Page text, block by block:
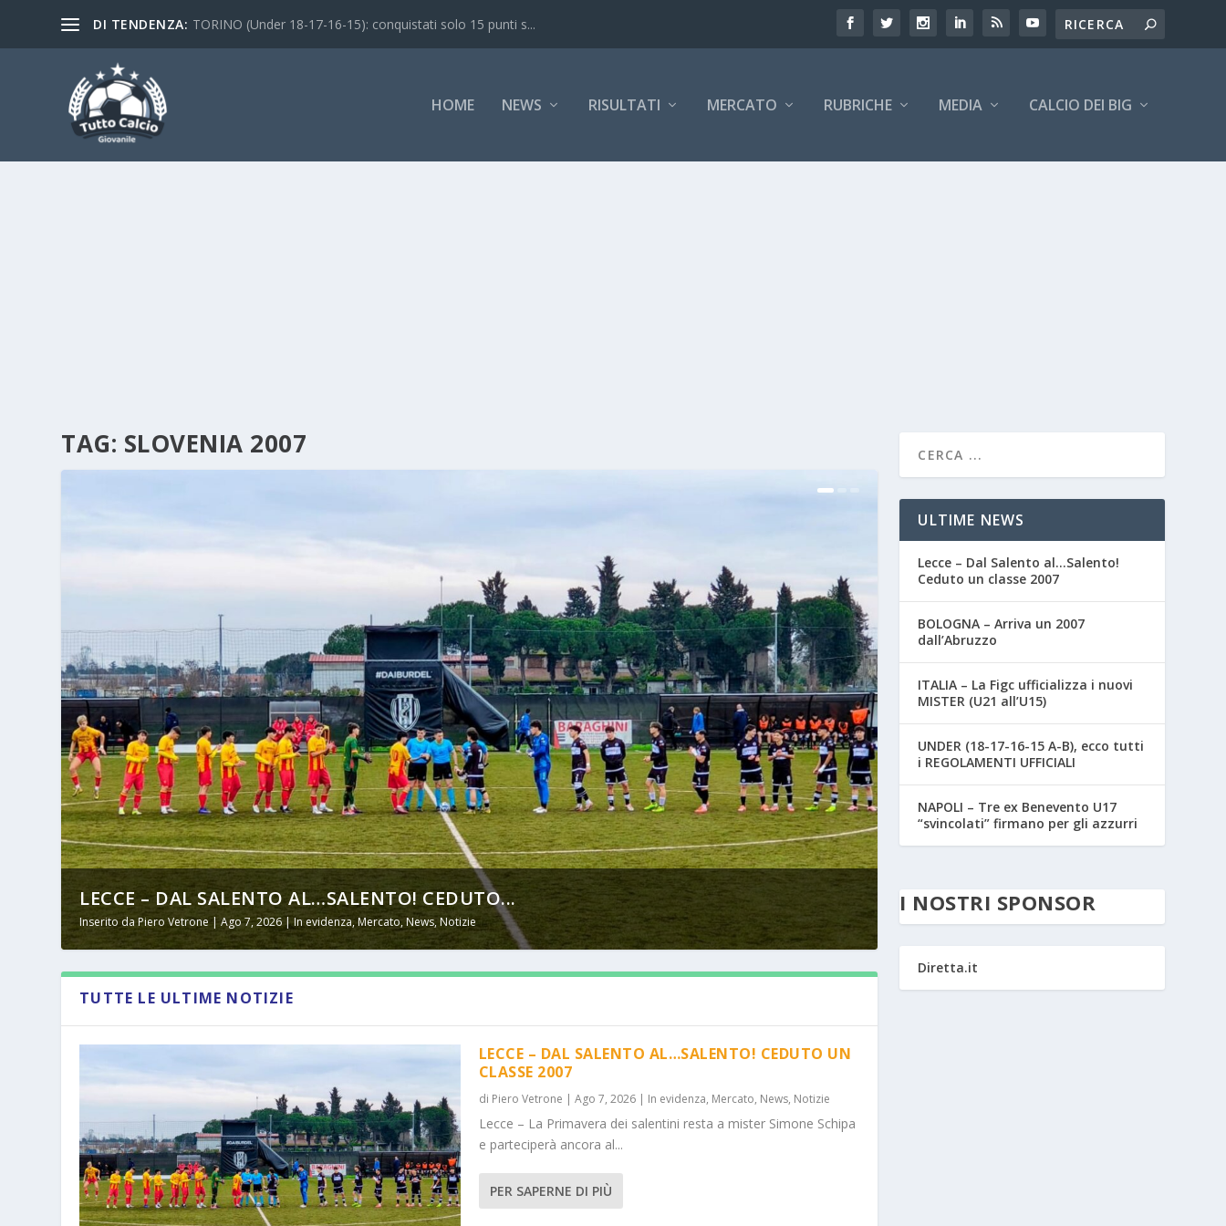
DI TENDENZA: TORINO (Under 18-17-16-15): conquistati solo 15 punti s...
HOME NEWS RISULTATI MERCATO RUBRICHE MEDIA CALCIO DEI BIG
TAG: SLOVENIA 2007
LECCE – DAL SALENTO AL…SALENTO! CEDUTO...
Inserito daPiero Vetrone|Ago 7, 2026|In evidenza,Mercato,News,Notizie
TUTTE LE ULTIME NOTIZIE
LECCE – DAL SALENTO AL…SALENTO! CEDUTO UN
CLASSE 2007
di Piero Vetrone | Ago 7, 2026| In evidenza, Mercato, News, Notizie
Lecce – La Primavera dei salentini resta a mister Simone Schipa
e parteciperà ancora al...
PER SAPERNE DI PIÙ
ULTIME NEWS
Lecce – Dal Salento al…Salento!
Ceduto un classe 2007
BOLOGNA – Arriva un 2007
dall’Abruzzo
ITALIA – La Figc ufficializza i nuovi
MISTER (U21 all’U15)
UNDER (18-17-16-15 A-B), ecco tutti
i REGOLAMENTI UFFICIALI
NAPOLI – Tre ex Benevento U17
“svincolati” firmano per gli azzurri
I NOSTRI SPONSOR
Diretta.it